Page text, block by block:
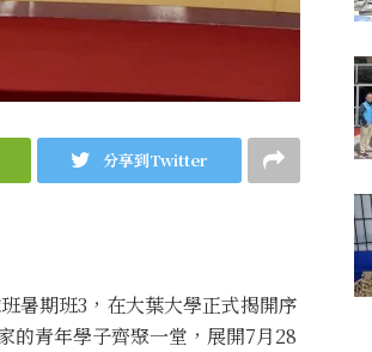
分享到Twitter
暑期班3，在大葉大學正式揭開序
的青年學子齊聚一堂，展開7月28